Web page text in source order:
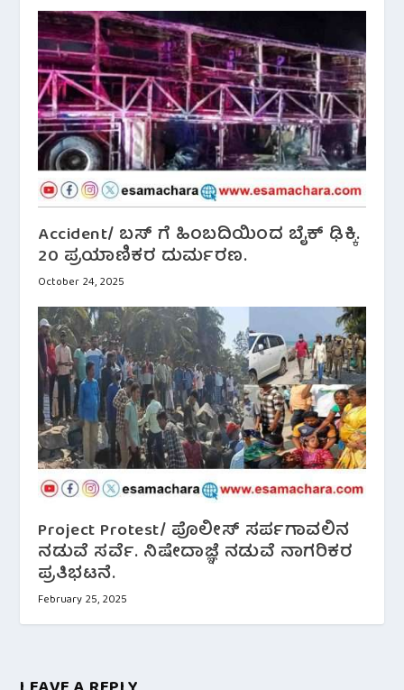
Accident/ ಬಸ್ ಗೆ ಹಿಂಬದಿಯಿಂದ ಬೈಕ್ ಢಿಕ್ಕಿ‌.
20 ಪ್ರಯಾಣಿಕರ ದುರ್ಮರಣ.
October 24, 2025
Project Protest/ ಪೊಲೀಸ್ ಸರ್ಪಗಾವಲಿನ
ನಡುವೆ ಸರ್ವೆ. ನಿಷೇದಾಜ್ಞೆ ನಡುವೆ ನಾಗರಿಕರ
ಪ್ರತಿಭಟನೆ.
February 25, 2025